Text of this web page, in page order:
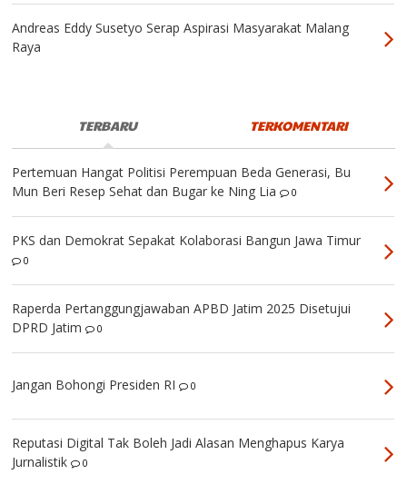
Andreas Eddy Susetyo Serap Aspirasi Masyarakat Malang
Raya
TERBARU TERKOMENTARI
Pertemuan Hangat Politisi Perempuan Beda Generasi, Bu
Mun Beri Resep Sehat dan Bugar ke Ning Lia
0
PKS dan Demokrat Sepakat Kolaborasi Bangun Jawa Timur
0
Raperda Pertanggungjawaban APBD Jatim 2025 Disetujui
DPRD Jatim
0
Jangan Bohongi Presiden RI 0
Reputasi Digital Tak Boleh Jadi Alasan Menghapus Karya
Jurnalistik
0